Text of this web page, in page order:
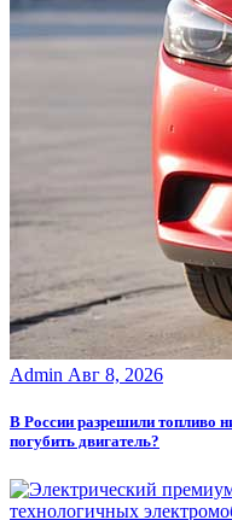
Admin Авг 8, 2026
В России разрешили топливо
погубить двигатель?